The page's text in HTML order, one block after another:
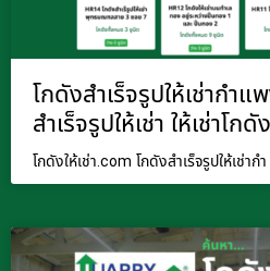
โกดังสำเร็จรูปให้เช่ากำแ
สำเร็จรูปให้เช่า ให้เช่าโก
โกดังให้เช่า.com โกดังสำเร็จรูปให้เช่ากำ